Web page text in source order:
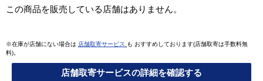
この商品を販売している店舗はありません。
※在庫が店舗にない場合は 店舗取寄サービス
も おすすめしております(店舗取寄は手数料無
料)。
店舗取寄サービスの詳細を確認する